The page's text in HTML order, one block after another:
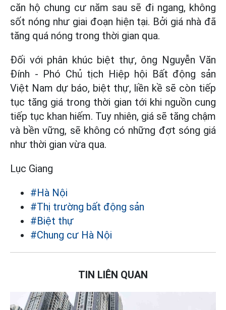
căn hộ chung cư năm sau sẽ đi ngang, không
sốt nóng như giai đoạn hiện tại. Bởi giá nhà đã
tăng quá nóng trong thời gian qua.
Đối với phân khúc biệt thự, ông Nguyễn Văn
Đính - Phó Chủ tịch Hiệp hội Bất động sản
Việt Nam dự báo, biệt thự, liền kề sẽ còn tiếp
tục tăng giá trong thời gian tới khi nguồn cung
tiếp tục khan hiếm. Tuy nhiên, giá sẽ tăng chậm
và bền vững, sẽ không có những đợt sóng giá
như thời gian vừa qua.
Lục Giang
#Hà Nội
#Thị trường bất động sản
#Biệt thự
#Chung cư Hà Nội
TIN LIÊN QUAN